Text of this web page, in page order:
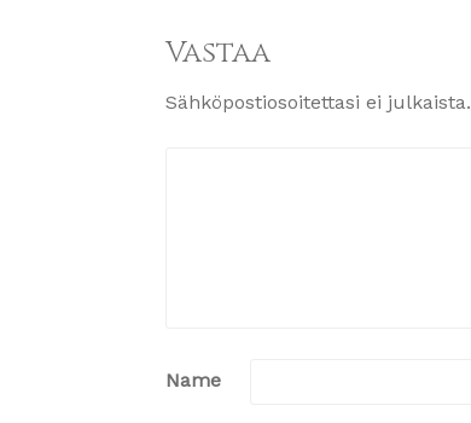
Vastaa
Sähköpostiosoitettasi ei julkaista.
Name